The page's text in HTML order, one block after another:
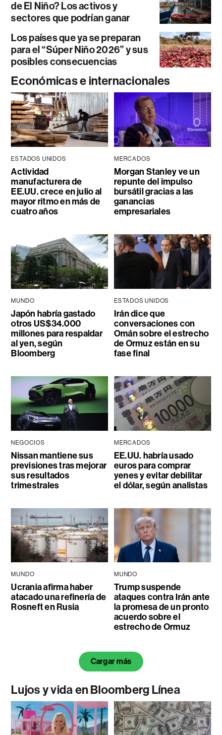
de El Niño? Los activos y
sectores que podrían ganar
Los países que ya se preparan
para el “Súper Niño 2026” y sus
posibles consecuencias
Económicas e internacionales
ESTADOS UNIDOS
Actividad
manufacturera de
EE.UU. crece en julio al
mayor ritmo en más de
cuatro años
MERCADOS
Morgan Stanley ve un
repunte del impulso
bursátil gracias a las
ganancias
empresariales
MUNDO
Japón habría gastado
otros US$34.000
millones para respaldar
al yen, según
Bloomberg
ESTADOS UNIDOS
Irán dice que
conversaciones con
Omán sobre el estrecho
de Ormuz están en su
fase final
NEGOCIOS
Nissan mantiene sus
previsiones tras mejorar
sus resultados
trimestrales
MERCADOS
EE.UU. habría usado
euros para comprar
yenes y evitar debilitar
el dólar, según analistas
MUNDO
Ucrania afirma haber
atacado una refinería de
Rosneft en Rusia
MUNDO
Trump suspende
ataques contra Irán ante
la promesa de un pronto
acuerdo sobre el
estrecho de Ormuz
Cargar más
Lujos y vida en Bloomberg Línea